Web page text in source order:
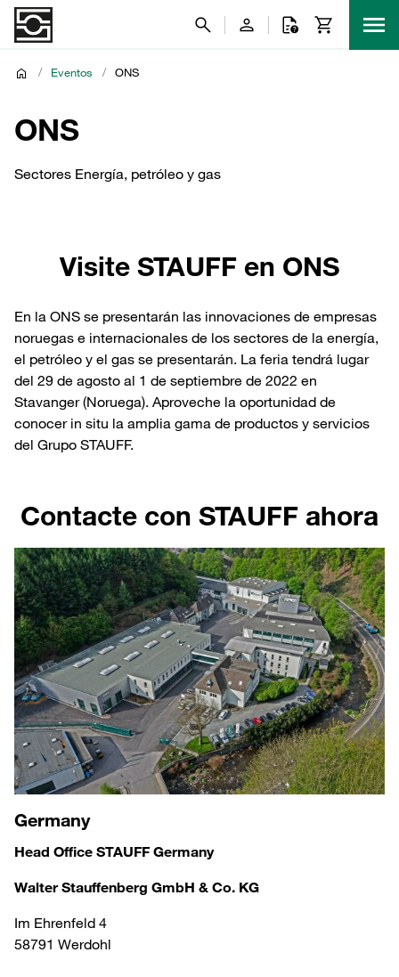
/ Eventos / ONS
ONS
Sectores Energía, petróleo y gas
Visite STAUFF en ONS
En la ONS se presentarán las innovaciones de empresas
noruegas e internacionales de los sectores de la energía,
el petróleo y el gas se presentarán. La feria tendrá lugar
del 29 de agosto al 1 de septiembre de 2022 en
Stavanger (Noruega). Aproveche la oportunidad de
conocer in situ la amplia gama de productos y servicios
del Grupo STAUFF.
Contacte con STAUFF ahora
Germany
Head Office STAUFF Germany
Walter Stauffenberg GmbH & Co. KG
Im Ehrenfeld 4
58791 Werdohl